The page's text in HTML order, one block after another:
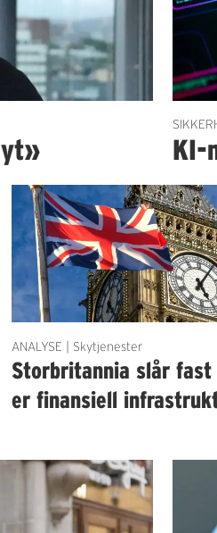
KI-
ANALYSE | Skytjenester
Storbritannia slår
er finansiell